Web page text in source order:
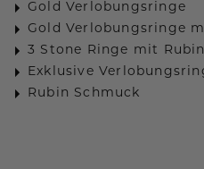
Gold Verlobungsringe
Gold Verlobungsringe
3 Stone Ringe mit Rubin
Exklusive
Rubin Schmuck